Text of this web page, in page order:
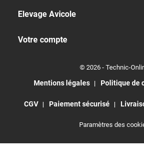
Elevage Avicole
Votre compte
© 2026 - Technic-
Mentions légales Politique de
CGV Paiement sécurisé
Paramètres des